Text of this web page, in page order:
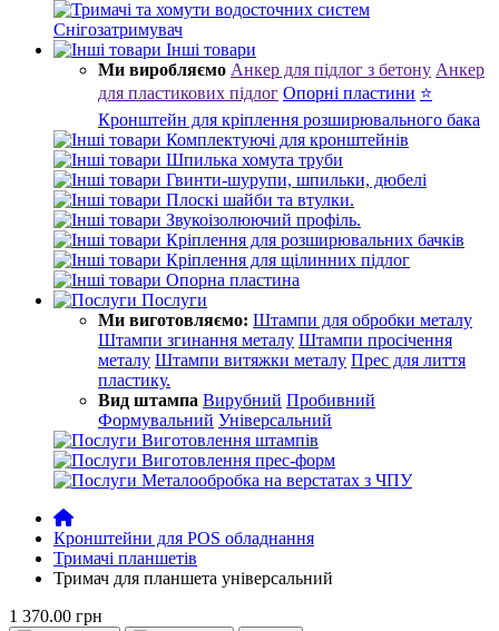
Снігозатримувач
Інші товари
Ми виробляємо Анкер для підлог з бетону Анкер
для пластикових підлог Опорні пластини ⭐
Кронштейн для кріплення розширювального бака
Комплектуючі для кронштейнів
Шпилька хомута труби
Гвинти-шурупи, шпильки, дюбелі
Плоскі шайби та втулки.
Звукоізолюючий профіль.
Кріплення для розширювальних бачків
Кріплення для щілинних підлог
Опорна пластина
Послуги
Ми виготовляємо: Штампи для обробки металу
Штампи згинання металу Штампи просічення
металу Штампи витяжки металу Прес для лиття
пластику.
Вид штампа Вирубний Пробивний
Формувальний Універсальний
Виготовлення штампів
Виготовлення прес-форм
Металообробка на верстатах з ЧПУ
Кронштейни для POS обладнання
Тримачі планшетів
Тримач для планшета універсальний
1 370.00 грн